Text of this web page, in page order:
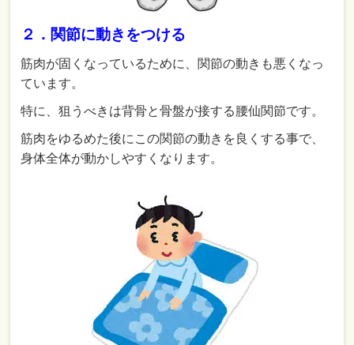
２．関節に動きをつける
筋肉が固くなっているために、関節の動きも悪くなっ
ています。
特に、狙うべきは背骨と骨盤が接する腰仙関節です。
筋肉をゆるめた後にこの関節の動きを良くする事で、
身体全体が動かしやすくなります。